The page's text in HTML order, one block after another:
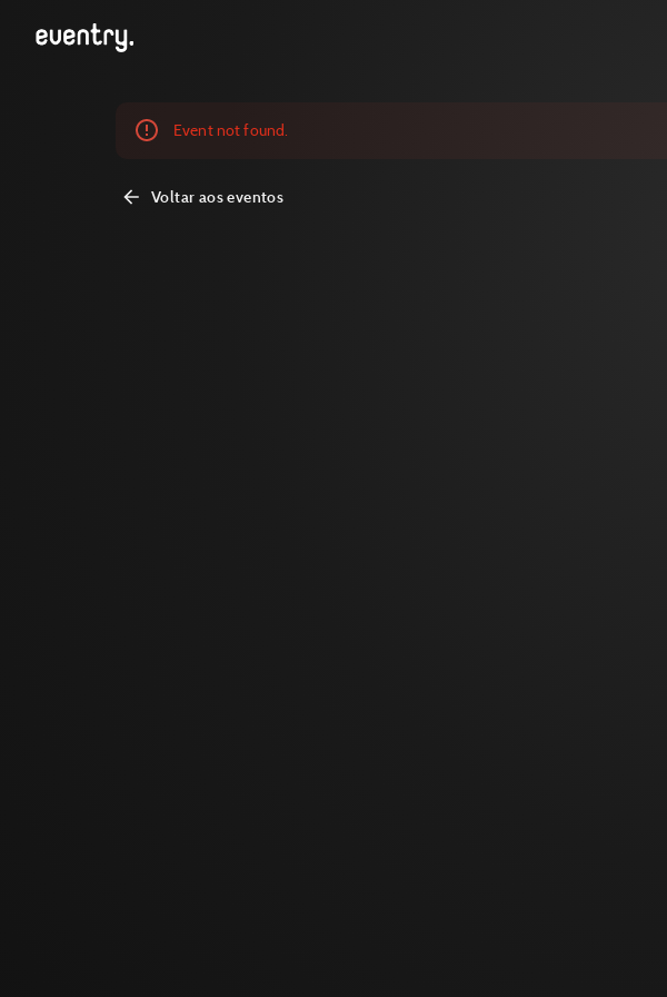
Event not found.
Voltar aos eventos